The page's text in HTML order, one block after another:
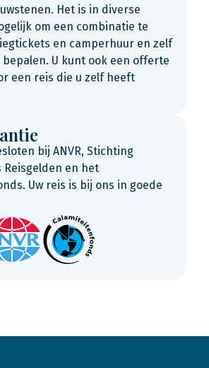
Het is in diverse
om een combinatie te
en camperhuur en zelf
U kunt ook een offerte
een reis die u zelf heeft
bij ANVR, Stichting
Reisgelden en het
Uw reis is bij ons in goede